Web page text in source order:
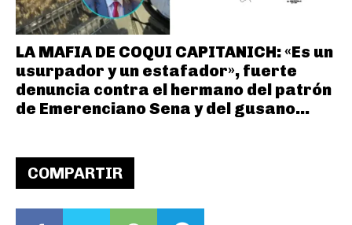
COMPARTIR
LA MAFIA DE COQUI CAPITANICH: «Es un
usurpador y un estafador», fuerte
denuncia contra el hermano del patrón
de Emerenciano Sena y del gusano...